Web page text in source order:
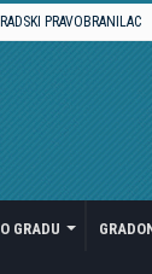
PRAVOBRANILAC
O GRADU